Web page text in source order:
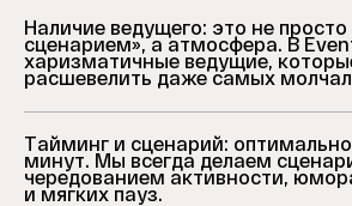
Наличие ведущего: это не просто
сценарием», а атмосфера. В
харизматичные ведущие,
расшевелить даже самых
Тайминг и сценарий:
минут. Мы всегда делаем
чередованием активности,
и мягких пауз.